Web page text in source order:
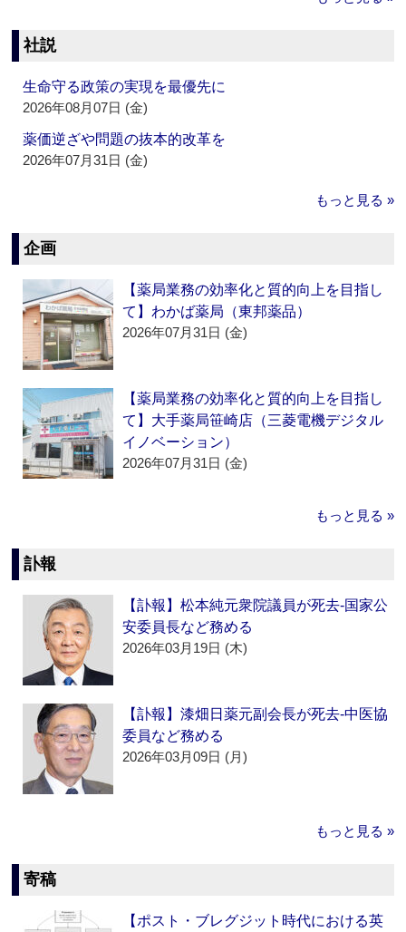
社説
生命守る政策の実現を最優先に
2026年08月07日 (金)
薬価逆ざや問題の抜本的改革を
2026年07月31日 (金)
もっと見る »
企画
【薬局業務の効率化と質的向上を目指し
て】わかば薬局（東邦薬品）
2026年07月31日 (金)
【薬局業務の効率化と質的向上を目指し
て】大手薬局笹崎店（三菱電機デジタル
イノベーション）
2026年07月31日 (金)
もっと見る »
訃報
【訃報】松本純元衆院議員が死去‐国家公
安委員長など務める
2026年03月19日 (木)
【訃報】漆畑日薬元副会長が死去‐中医協
委員など務める
2026年03月09日 (月)
もっと見る »
寄稿
【ポスト・ブレグジット時代における英